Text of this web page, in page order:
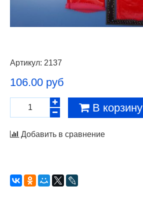
Артикул: 2137
106.00 руб
В корзину
Добавить в сравнение